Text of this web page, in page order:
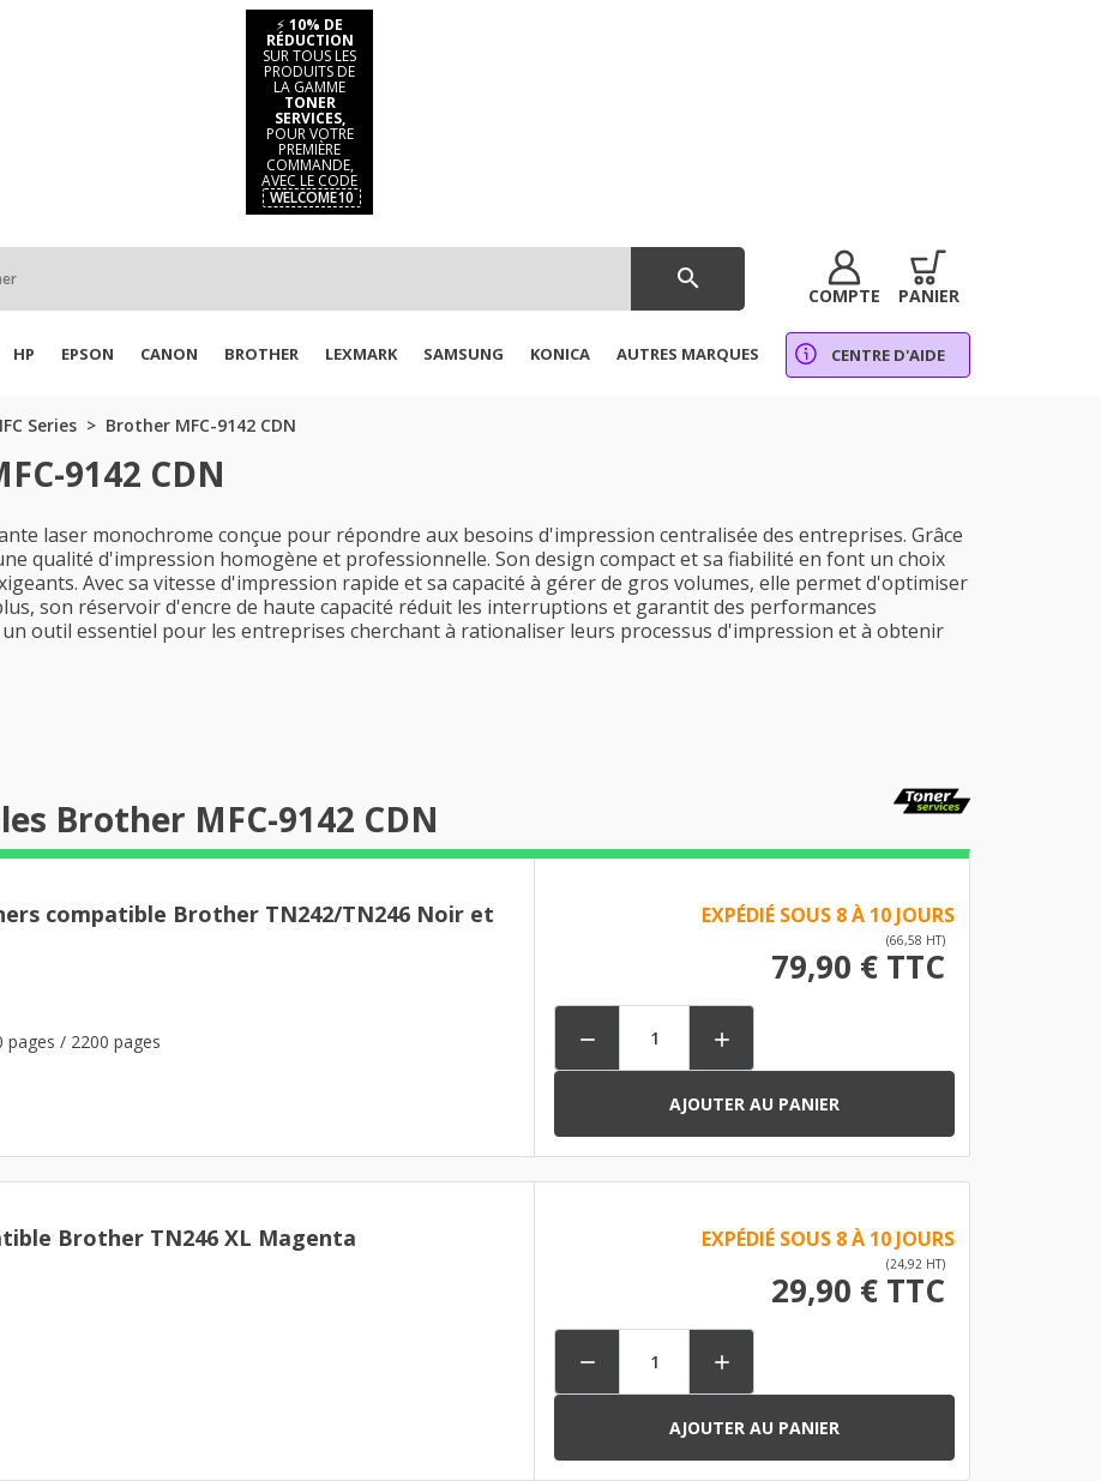
⚡ 10% DE
RÉDUCTION
SUR TOUS LES
PRODUITS DE
LA GAMME
TONER
SERVICES,
POUR VOTRE
PREMIÈRE
COMMANDE,
AVEC LE CODE
WELCOME10
search
COMPTE PANIER
HP EPSON CANON BROTHER LEXMARK SAMSUNG KONICA AUTRES MARQUES CENTRE D'AIDE
Series Brother MFC-9142 CDN
9142 CDN
laser monochrome conçue pour répondre aux besoins d'impression centralisée des entreprises. Grâce
qualité d'impression homogène et professionnelle. Son design compact et sa fiabilité en font un choix
Avec sa vitesse d'impression rapide et sa capacité à gérer de gros volumes, elle permet d'optimiser
son réservoir d'encre de haute capacité réduit les interruptions et garantit des performances
un outil essentiel pour les entreprises cherchant à rationaliser leurs processus d'impression et à obtenir
Brother MFC-9142 CDN
compatible Brother TN242/TN246 Noir et
pages / 2200 pages
EXPÉDIÉ SOUS 8 À 10 JOURS
(66,58 HT)
79,90 € TTC
 
AJOUTER AU PANIER
Brother TN246 XL Magenta EXPÉDIÉ SOUS 8 À 10 JOURS
(24,92 HT)
29,90 € TTC
 
AJOUTER AU PANIER